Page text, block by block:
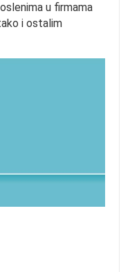
u firmama
i ostalim